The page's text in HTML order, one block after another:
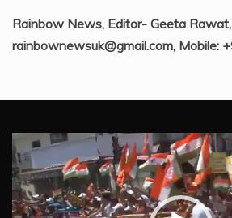
Rainbow News, Editor- Geeta Rawat,
rainbownewsuk@gmail.com, Mobile:
Video
Player